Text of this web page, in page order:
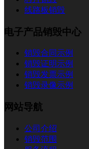
线路板销毁
电子产品销毁中心
销毁合同示例
销毁证明示例
销毁发票示例
销毁录像示例
网站导航
公司介绍
销毁范围